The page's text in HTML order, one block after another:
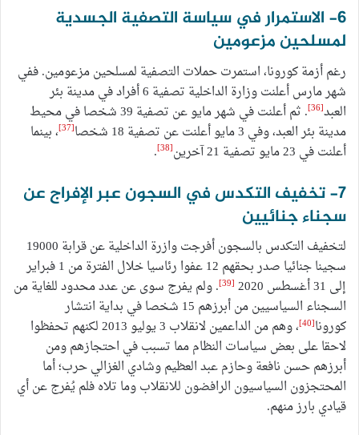
6- الاستمرار في سياسة التصفية الجسدية
لمسلحين مزعومين
رغم أزمة كورونا، استمرت حملات التصفية لمسلحين مزعومين. ففي
شهر مارس أعلنت وزارة الداخلية تصفية 6 أفراد في مدينة بئر
العبد[36]
. ثم أعلنت في شهر مايو عن تصفية 39 شخصا في محيط
مدينة بئر العبد، وفي 3 مايو أعلنت عن تصفية 18 شخصا
[37]
، بينما
أعلنت في 23 مايو تصفية 21 آخرين
[38]
.
7- تخفيف التكدس في السجون عبر الإفراج عن
سجناء جنائيين
لتخفيف التكدس بالسجون أفرجت وازرة الداخلية عن قرابة 19000
سجينا جنائيا صدر بحقهم 12 عفوا رئاسيا خلال الفترة من 1 فبراير
إلى 31 أغسطس 2020
[39]
. ولم يفرج سوى عن عدد محدود للغاية من
السجناء السياسيين من أبرزهم 15 شخصا في بداية انتشار
كورونا[40]
، وهم من الداعمين لانقلاب 3 يوليو 2013 لكنهم تحفظوا
لاحقا على بعض سياسات النظام مما تسبب في احتجازهم ومن
أبرزهم حسن نافعة وحازم عبد العظيم وشادي الغزالي حرب؛ أما
المحتجزون السياسيون الرافضون للانقلاب وما تلاه فلم يُفرج عن أي
قيادي بارز منهم.